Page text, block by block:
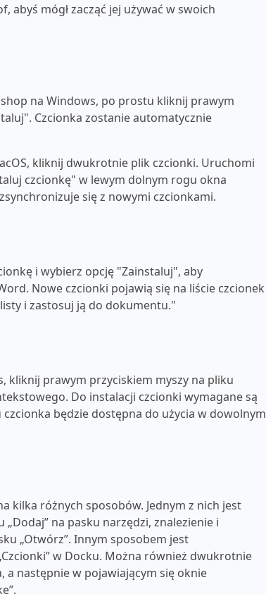
abyś mógł zacząć jej używać w swoich
na Windows, po prostu kliknij prawym
Czcionka zostanie automatycznie
kliknij dwukrotnie plik czcionki. Uruchomi
czcionkę" w lewym dolnym rogu okna
się z nowymi czcionkami.
i wybierz opcję "Zainstaluj", aby
Nowe czcionki pojawią się na liście czcionek
i zastosuj ją do dokumentu."
kliknij prawym przyciskiem myszy na pliku
Do instalacji czcionki wymagane są
będzie dostępna do użycia w dowolnym
kilka różnych sposobów. Jednym z nich jest
na pasku narzędzi, znalezienie i
„Otwórz”. Innym sposobem jest
w Docku. Można również dwukrotnie
następnie w pojawiającym się oknie